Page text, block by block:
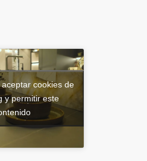
cookies de
y permitir este